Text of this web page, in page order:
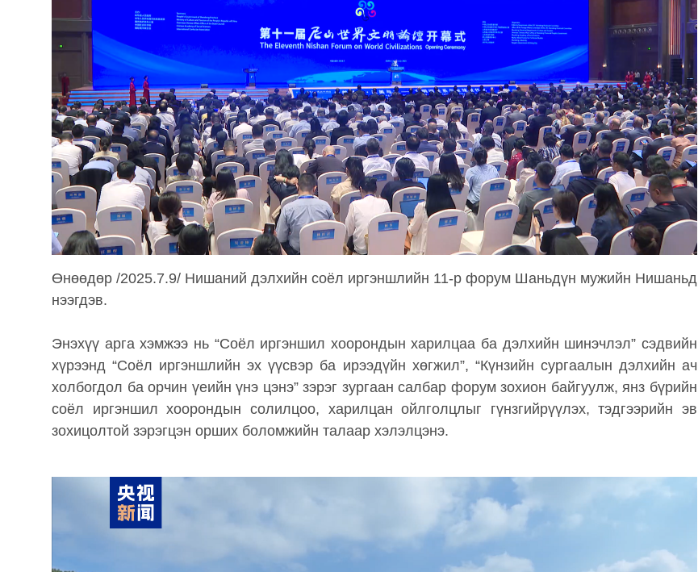
Өнөөдөр /2025.7.9/ Нишаний дэлхийн соёл иргэншлийн 11-р форум Шаньдүн мужийн Нишаньд
нээгдэв.
Энэхүү арга хэмжээ нь “Соёл иргэншил хоорондын харилцаа ба дэлхийн шинэчлэл” сэдвийн
хүрээнд “Соёл иргэншлийн эх үүсвэр ба ирээдүйн хөгжил”, “Күнзийн сургаалын дэлхийн ач
холбогдол ба орчин үеийн үнэ цэнэ” зэрэг зургаан салбар форум зохион байгуулж, янз бүрийн
соёл иргэншил хоорондын солилцоо, харилцан ойлголцлыг гүнзгийрүүлэх, тэдгээрийн эв
зохицолтой зэрэгцэн орших боломжийн талаар хэлэлцэнэ.